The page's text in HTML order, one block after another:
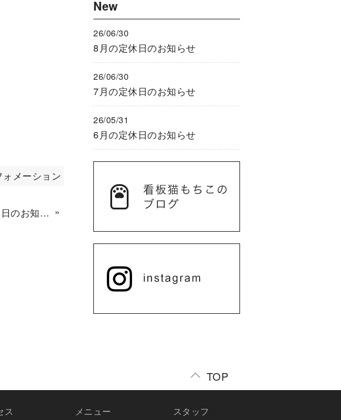
ォメーション
6月の定休日のお知らせ »
New
26/06/30
8月の定休日のお知らせ
26/06/30
7月の定休日のお知らせ
26/05/31
6月の定休日のお知らせ
TOP
ス メニュー
スタッフ